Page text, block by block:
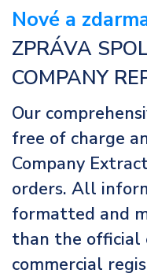
Nové a
ZPRÁVA
COMPANY
Our
free of charge
Company
orders. All
formatted and
than the
commercial